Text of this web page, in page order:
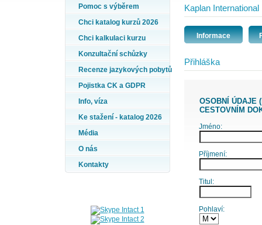
Pomoc s výběrem
Chci katalog kurzů 2026
Chci kalkulaci kurzu
Konzultační schůzky
Recenze jazykových pobytů
Pojistka CK a GDPR
Info, víza
Ke stažení - katalog 2026
Média
O nás
Kontakty
Kaplan
Informace
Přihláška
OSOBNÍ ÚDAJE (PŘÍJMENÍ A JMÉNO VYPLŇTE PODLE ÚDAJŮ VE VAŠEM
CESTOVNÍM
Jméno:
Příjmení:
Titul:
Pohlaví: